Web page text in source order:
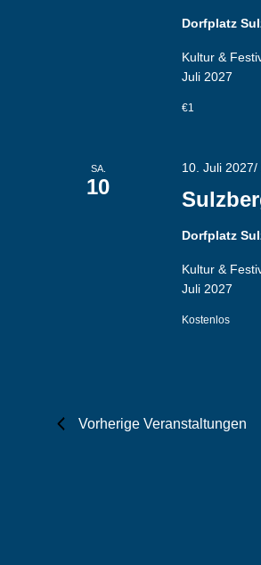
Dorfplatz
Kultur &
Juli 2027
€1
SA.
10
10. Juli 2027/
Dorfplatz
Kultur &
Juli 2027
Kostenlos
Vorherige Veranstaltungen